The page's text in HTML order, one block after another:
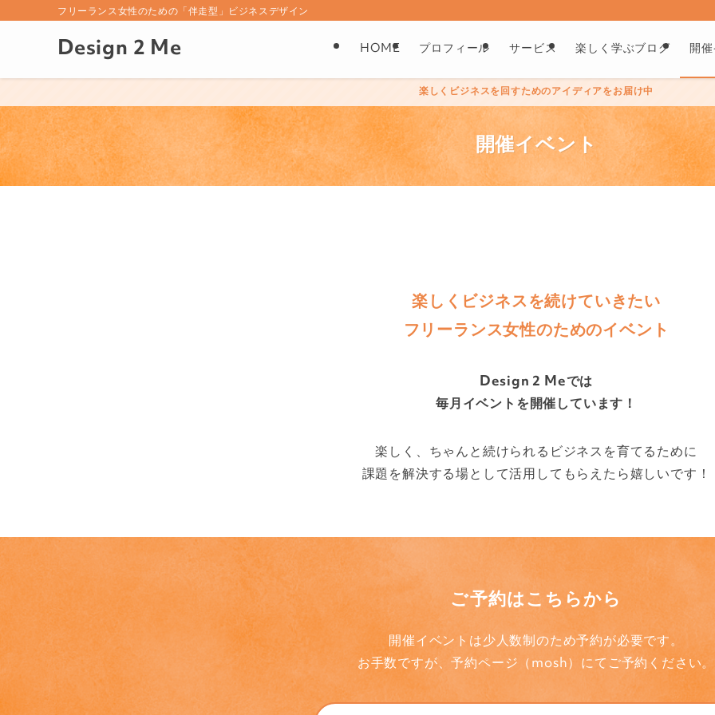
フリーランス女性のための「伴走型」ビジネスデザイン
Design 2 Me HOME プロフィール サービス 楽しく学ぶブログ 開
楽しくビジネスを回すためのアイディアをお届け中
開催イベント
楽しくビジネスを続けていきたい
フリーランス女性のためのイベント
Design 2 Meでは
毎月イベントを開催しています！
楽しく、ちゃんと続けられるビジネスを育てるために
課題を解決する場として活用してもらえたら嬉しいです！
ご予約はこちらから
開催イベントは少人数制のため予約が必要です。
お手数ですが、予約ページ（mosh）にてご予約ください。